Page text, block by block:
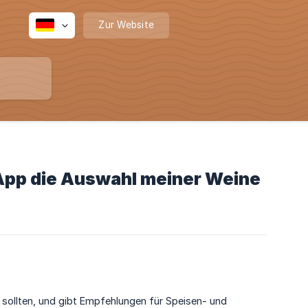
Zur Website
die Auswahl meiner Weine
und gibt Empfehlungen für Speisen- und